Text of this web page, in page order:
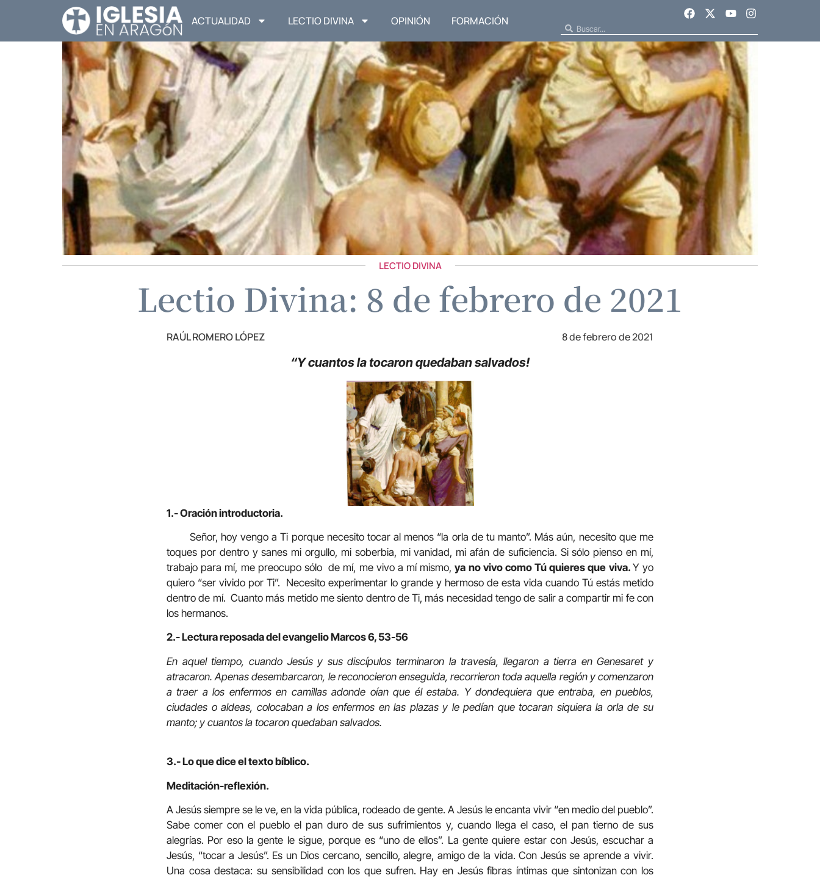
ACTUALIDAD LECTIO DIVINA OPINIÓN FORMACIÓN
LECTIO DIVINA
Lectio Divina: 8 de febrero de 2021
RAÚL ROMERO LÓPEZ 8 de febrero de 2021
“Y cuantos la tocaron quedaban salvados!
1.- Oración introductoria.
Señor, hoy vengo a Ti porque necesito tocar al menos “la orla de tu manto”. Más aún, necesito que me
toques por dentro y sanes mi orgullo, mi soberbia, mi vanidad, mi afán de suficiencia. Si sólo pienso en mí,
trabajo para mí, me preocupo sólo de mí, me vivo a mí mismo,ya no vivo como Tú quieres que viva. Y yo
quiero “ser vivido por Ti”. Necesito experimentar lo grande y hermoso de esta vida cuando Tú estás metido
dentro de mí. Cuanto más metido me siento dentro de Ti, más necesidad tengo de salir a compartir mi fe con
los hermanos.
2.- Lectura reposada del evangelio Marcos 6, 53-56
En aquel tiempo, cuando Jesús y sus discípulos terminaron la travesía, llegaron a tierra en Genesaret y
atracaron. Apenas desembarcaron, le reconocieron enseguida, recorrieron toda aquella región y comenzaron
a traer a los enfermos en camillas adonde oían que él estaba. Y dondequiera que entraba, en pueblos,
ciudades o aldeas, colocaban a los enfermos en las plazas y le pedían que tocaran siquiera la orla de su
manto; y cuantos la tocaron quedaban salvados.
3.- Lo que dice el texto bíblico.
Meditación-reflexión.
A Jesús siempre se le ve, en la vida pública, rodeado de gente. A Jesús le encanta vivir “en medio del pueblo”.
Sabe comer con el pueblo el pan duro de sus sufrimientos y, cuando llega el caso, el pan tierno de sus
alegrías. Por eso la gente le sigue, porque es “uno de ellos”. La gente quiere estar con Jesús, escuchar a
Jesús, “tocar a Jesús”. Es un Dios cercano, sencillo, alegre, amigo de la vida. Con Jesús se aprende a vivir.
Una cosa destaca: su sensibilidad con los que sufren. Hay en Jesús fibras íntimas que sintonizan con los